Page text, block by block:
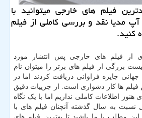
فیلم های خارجی میتوانید با
مدیا نقد و بررسی كاملی از فیلم
كنید.
از فیلم های خارجی پس انتشار مورد
بزرگی از فیلم های برتر را میتوان نام
جایزه فراوانی دریافت کردند اما در
بهترین فیلم ها کار دشواری است. از جزییات دقیق
و هالیوودی هنوز اطلاعات کاملی نداریم اما با یک نگاه
نسبت به سال گذشته آنچنان فیلم های با
این مطلب با ما باشید تا بهترین فیلم های